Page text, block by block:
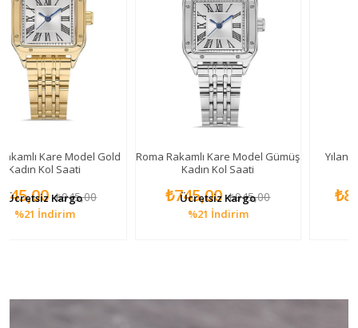
Model Gold
Roma Rakamlı Kare Model Gümüş
Kadın Kol Saati
₺945,00
Ücretsiz Kargo
Yılan Figürlü Kadın
Ücretsiz